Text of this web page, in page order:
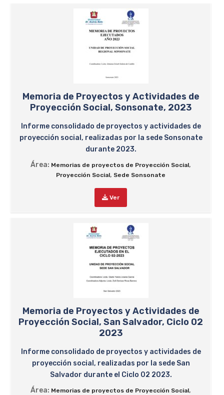
Memoria de Proyectos y Actividades de
Proyección Social, Sonsonate, 2023
Informe consolidado de proyectos y actividades de
proyección social, realizadas por la sede Sonsonate
durante 2023.
Área: Memorias de proyectos de Proyección Social,
Proyección Social, Sede Sonsonate
Ver
Memoria de Proyectos y Actividades de
Proyección Social, San Salvador, Ciclo 02
2023
Informe consolidado de proyectos y actividades de
proyección social, realizadas por la sede San
Salvador durante el Ciclo 02 2023.
Área: Memorias de proyectos de Proyección Social,